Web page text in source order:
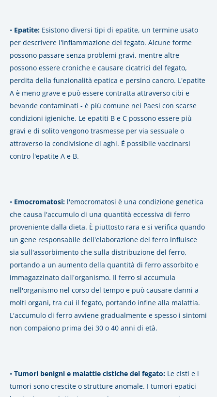
• Epatite: Esistono diversi tipi di epatite, un termine usato
per descrivere l'infiammazione del fegato. Alcune forme
possono passare senza problemi gravi, mentre altre
possono essere croniche e causare cicatrici del fegato,
perdita della funzionalità epatica e persino cancro. L'epatite
A è meno grave e può essere contratta attraverso cibi e
bevande contaminati - è più comune nei Paesi con scarse
condizioni igieniche. Le epatiti B e C possono essere più
gravi e di solito vengono trasmesse per via sessuale o
attraverso la condivisione di aghi. È possibile vaccinarsi
contro l'epatite A e B.
• Emocromatosi: l'emocromatosi è una condizione genetica
che causa l'accumulo di una quantità eccessiva di ferro
proveniente dalla dieta. È piuttosto rara e si verifica quando
un gene responsabile dell'elaborazione del ferro influisce
sia sull'assorbimento che sulla distribuzione del ferro,
portando a un aumento della quantità di ferro assorbito e
immagazzinato dall'organismo. Il ferro si accumula
nell'organismo nel corso del tempo e può causare danni a
molti organi, tra cui il fegato, portando infine alla malattia.
L'accumulo di ferro avviene gradualmente e spesso i sintomi
non compaiono prima dei 30 o 40 anni di età.
• Tumori benigni e malattie cistiche del fegato: Le cisti e i
tumori sono crescite o strutture anomale. I tumori epatici